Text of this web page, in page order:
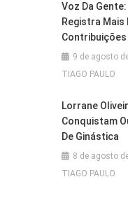
Ar-Condicionado
Voz Da
Registra Mais
Contribuições
9 de agosto
TIAGO PAULO
Lorrane
Conquistam
De Ginástica
8 de agosto
TIAGO PAULO